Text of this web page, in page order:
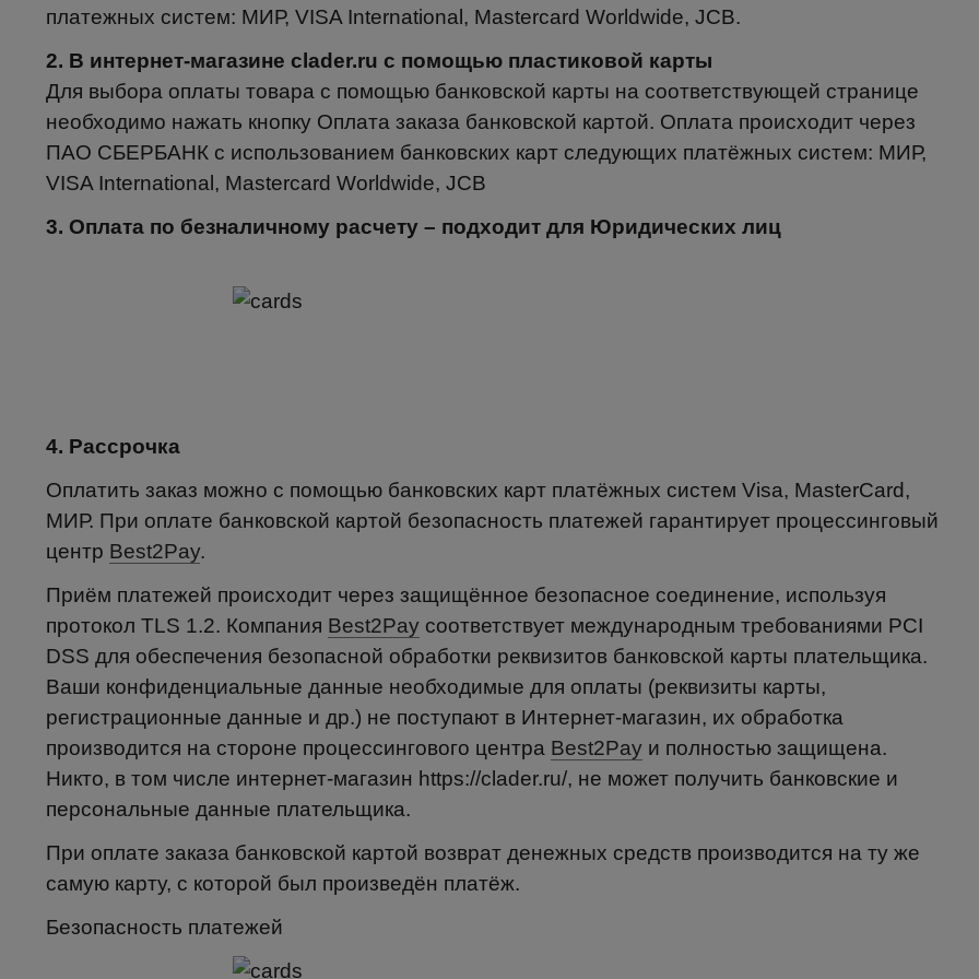
платежных систем: МИР, VISA International, Mastercard Worldwide, JCB.
2. В интернет-магазине clader.ru с помощью пластиковой карты
Для выбора оплаты товара с помощью банковской карты на соответствующей странице
необходимо нажать кнопку Оплата заказа банковской картой. Оплата происходит через
ПАО СБЕРБАНК с использованием банковских карт следующих платёжных систем: МИР,
VISA International, Mastercard Worldwide, JCB
3. Оплата по безналичному расчету – подходит для Юридических лиц
4. Рассрочка
Оплатить заказ можно с помощью банковских карт платёжных систем Visa, MasterCard,
МИР. При оплате банковской картой безопасность платежей гарантирует процессинговый
центр Best2Pay.
Приём платежей происходит через защищённое безопасное соединение, используя
протокол TLS 1.2. Компания Best2Pay соответствует международным требованиями PCI
DSS для обеспечения безопасной обработки реквизитов банковской карты плательщика.
Ваши конфиденциальные данные необходимые для оплаты (реквизиты карты,
регистрационные данные и др.) не поступают в Интернет-магазин, их обработка
производится на стороне процессингового центра Best2Pay и полностью защищена.
Никто, в том числе интернет-магазин https://clader.ru/, не может получить банковские и
персональные данные плательщика.
При оплате заказа банковской картой возврат денежных средств производится на ту же
самую карту, с которой был произведён платёж.
Безопасность платежей